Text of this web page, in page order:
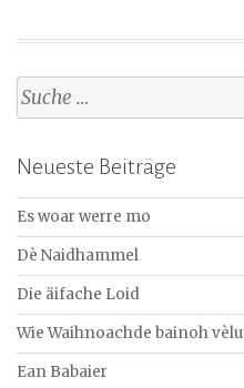
S
u
h
e
n
a
c
h
:
Neueste Beiträge
Es woar werre mo
Dè Naidhammel
Die äifache Loid
Wie Waihnoachde bainoh
Ean Babaier